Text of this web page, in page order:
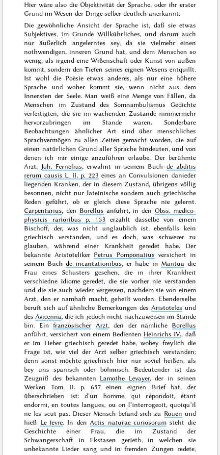
Hier wäre also die Objektivität der Sprache, oder ihr erster
Grund im Wesen der Dinge selber deutlich anerkannt.
Die gewöhnliche Ansicht der Sprache ist, daß sie etwas
Subjektives, im Grunde Willkührliches, und darum auch
nur äußerlich angelerntes sey, da sie vielmehr einen
nothwendigen, inneren Grund hat, und dem Menschen so
wenig, als irgend eine Wißenschaft oder Kunst von außen
kommt, sondern den Tiefen seines eignen Wesens entquillt.
Ist wohl die Poësie etwas anderes, als nur eine höhere
Sprache und woher kommt sie, wenn nicht aus dem
Innersten der Seele. Man weiß eine Menge von Fällen, da
Menschen im Zustand des Somnambulismus Gedichte
verfertigten, die sie im wachenden Zustande nimmermehr
hervorzubringen im Stande waren. Sonderbare
Beobachtungen ähnlicher Art sind über menschliches
Sprachvermögen zu allen Zeiten gemacht worden, die auf
einen natürlichen Grund aller Sprache hindeuten, und von
denen ich mir einige anzuführen erlaube. Der berühmte
Arzt, Joh. Fernelius, erwähnt in seinem Buch de abditis
rerum causis L. II. p. 223 eines an Convulsionen danieder
liegenden Kranken, der in diesem Zustand, übrigens völlig
besonnen, nicht nur lateinische sondern auch griechische
Reden geführt, ob er gleich diese Sprache nie gelernt.
Carpentarius, den Borellus anführt, in den Obss. medico-
physicis rarioribus p. 153 erzählt dasselbe von einem
Bischoff, der, was nicht unglaublich ist, ebenfalls kein
griechisch verstanden, und es doch, was schwerer zu
glauben, während einer Krankheit geredet habe. Der
bekannte Aristoteliker Petrus Pomponatius versichert in
seinem Buchde incantationibus, er habe in Mantua die
Frau eines Schusters gesehen, die in ihrer Krankheit
verschiedne Idiome geredet, die sie vorher nie verstanden
und die sie auch wieder vergessen, nachdem sie von einem
Arzt, den er namhaft macht, geheilt worden. Ebenderselbe
beruft sich auf ähnliche Bemerkungen des Aristoteles und
desAvicenna, die ich jedoch nicht nachzuweisen im Stande
bin. Einfranzösischer Arzt, den der nämliche Borellus
anführt, versichert von einem Bedienten Heinrichs IV., daß
er im Fieber griechisch geredet habe, wobey freylich die
Frage ist, wie viel der Arzt selber griechisch verstanden;
denn sonst möchte griechisch hier nur soviel heißen, als
bey uns spanisch oder böhmisch. Bedeutender ist das
Zeugniß des bekannten Lamothe Levayer, der in seinen
Werken Tom. II. p. 657 einen eignen Brief hat, der
überschrieben ist: d’un homme, qui répondoit, étant
endormi, en toutes langues, ou on l’interrogeoit, quoiqu’il
ne les scut pas. Dieser Mensch befand sich zu Rouen und
hieß Le fevre. In denActis naturae curiosorumsteht die
Geschichte einer Frau, die im Zustand der
Schwangerschaft in Ekstasen gerieth, in welchen sie
unbekannte Lieder sang und in fremden Zungen redete,